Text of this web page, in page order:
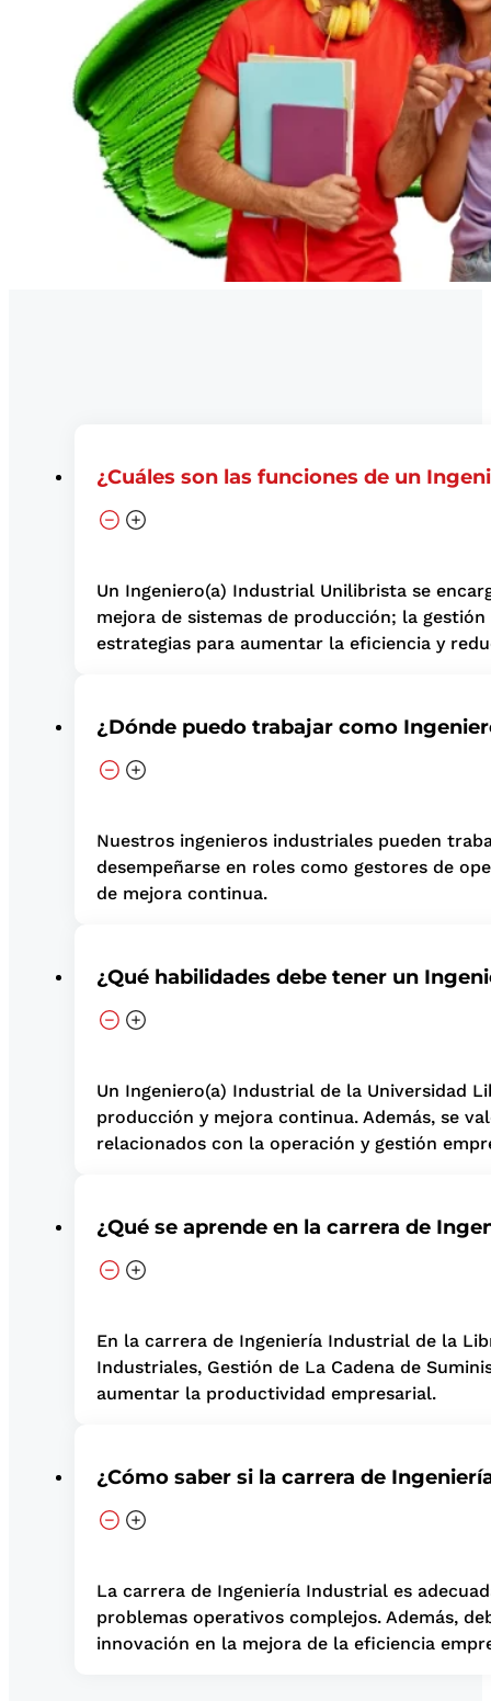
¿Cuáles son las funciones de un
Un Ingeniero(a) Industrial Unilibrista se
mejora de sistemas de producción; la
estrategias para aumentar la eficiencia y
¿Dónde puedo trabajar como
Nuestros ingenieros industriales pueden
desempeñarse en roles como gestores de
de mejora continua.
¿Qué habilidades debe tener un
Un Ingeniero(a) Industrial de la Universidad
producción y mejora continua. Además, se
relacionados con la operación y gestión
¿Qué se aprende en la carrera de
En la carrera de Ingeniería Industrial de la
Industriales, Gestión de La Cadena de
aumentar la productividad empresarial.
¿Cómo saber si la carrera de
La carrera de Ingeniería Industrial es
problemas operativos complejos. Además,
innovación en la mejora de la eficiencia